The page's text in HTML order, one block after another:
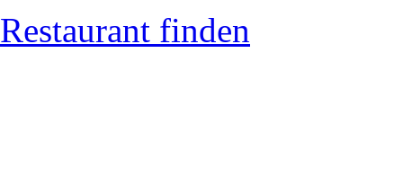
Restaurant finden